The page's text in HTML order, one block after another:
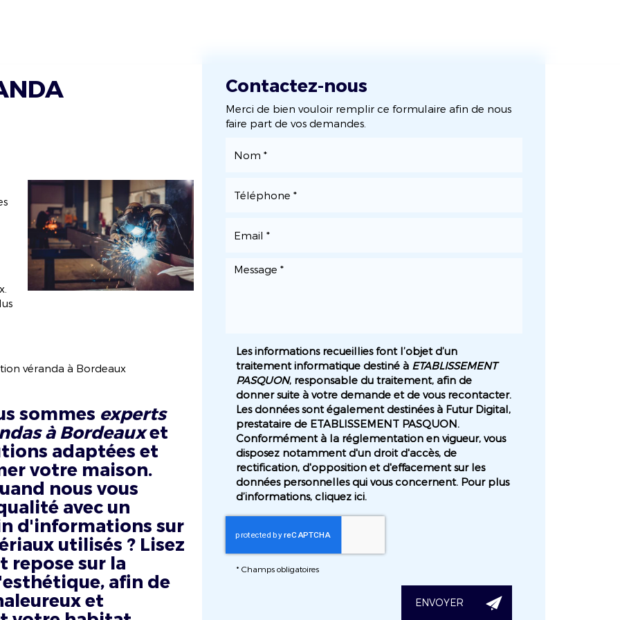
véranda à Bordeaux
sommes experts
à Bordeauxet
adaptées et
votre maison.
nous vous
avec un
d'informations sur
utilisés ? Lisez
repose sur la
afin de
et
Contactez-nous
Merci de bien vouloir remplir ce formulaire afin de nous
faire part de vos demandes.
Les informations recueillies font l’objet d’un
traitement informatique destiné àETABLISSEMENT
PASQUON, responsable du traitement, afin de
donner suite à votre demande et de vous recontacter.
Les données sont également destinées à Futur Digital,
prestataire de ETABLISSEMENT PASQUON.
Conformément à la réglementation en vigueur, vous
disposez notamment d'un droit d'accès, de
rectification, d'opposition et d'effacement sur les
données personnelles qui vous concernent. Pour plus
d’informations, cliquez ici.
* Champs obligatoires